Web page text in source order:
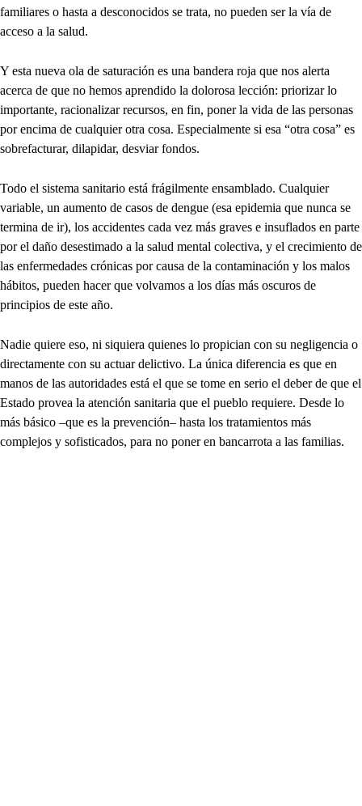
familiares o hasta a desconocidos se trata, no pueden ser la vía de
acceso a la salud.
Y esta nueva ola de saturación es una bandera roja que nos alerta
acerca de que no hemos aprendido la dolorosa lección: priorizar lo
importante, racionalizar recursos, en fin, poner la vida de las personas
por encima de cualquier otra cosa. Especialmente si esa “otra cosa” es
sobrefacturar, dilapidar, desviar fondos.
Todo el sistema sanitario está frágilmente ensamblado. Cualquier
variable, un aumento de casos de dengue (esa epidemia que nunca se
termina de ir), los accidentes cada vez más graves e insuflados en parte
por el daño desestimado a la salud mental colectiva, y el crecimiento de
las enfermedades crónicas por causa de la contaminación y los malos
hábitos, pueden hacer que volvamos a los días más oscuros de
principios de este año.
Nadie quiere eso, ni siquiera quienes lo propician con su negligencia o
directamente con su actuar delictivo. La única diferencia es que en
manos de las autoridades está el que se tome en serio el deber de que el
Estado provea la atención sanitaria que el pueblo requiere. Desde lo
más básico –que es la prevención– hasta los tratamientos más
complejos y sofisticados, para no poner en bancarrota a las familias.